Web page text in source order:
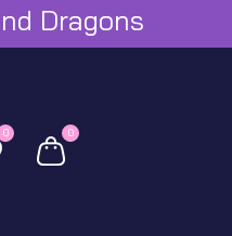
Dragons
0 0